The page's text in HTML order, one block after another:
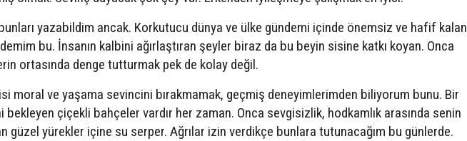
yazabildim ancak. Korkutucu dünya ve ülke gündemi içinde önemsiz ve hafif kalan
bu. İnsanın kalbini ağırlaştıran şeyler biraz da bu beyin sisine katkı koyan. Onca
ortasında denge tutturmak pek de kolay değil.
moral ve yaşama sevincini bırakmamak, geçmiş deneyimlerimden biliyorum bunu. Bir
bekleyen çiçekli bahçeler vardır her zaman. Onca sevgisizlik, hodkamlık arasında senin
güzel yürekler içine su serper. Ağrılar izin verdikçe bunlara tutunacağım bu günlerde.